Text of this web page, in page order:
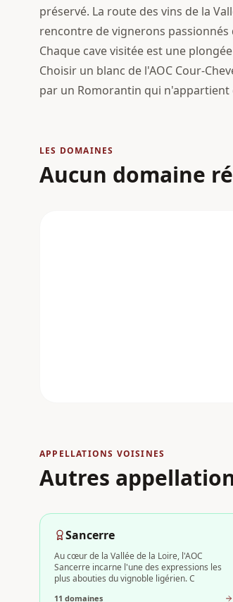
préservé. La route des vins de la
rencontre de vignerons
Chaque cave visitée est une
Choisir un blanc de l'AOC Cour-
par un Romorantin qui n'appartient
LES DOMAINES
Aucun domaine
APPELLATIONS VOISINES
Autres
Sancerre
Au cœur de la Vallée de la Loire, l'AOC
Sancerre incarne l'une des expressions les
plus abouties du vignoble ligérien. C
11 domaines